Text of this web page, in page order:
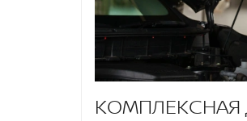
КОМПЛЕКСНАЯ